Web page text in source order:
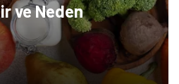
ve Neden